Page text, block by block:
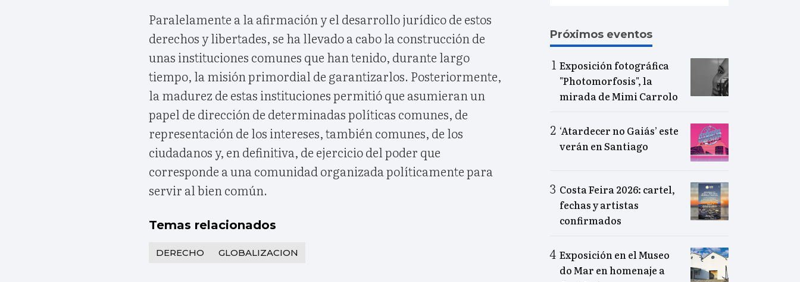
Paralelamente a la afirmación y el desarrollo jurídico de estos
derechos y libertades, se ha llevado a cabo la construcción de
unas instituciones comunes que han tenido, durante largo
tiempo, la misión primordial de garantizarlos. Posteriormente,
la madurez de estas instituciones permitió que asumieran un
papel de dirección de determinadas políticas comunes, de
representación de los intereses, también comunes, de los
ciudadanos y, en definitiva, de ejercicio del poder que
corresponde a una comunidad organizada políticamente para
servir al bien común.
Temas relacionados
DERECHO GLOBALIZACION
Próximos eventos
Exposición fotográfica
"Photomorfosis", la
mirada de Mimi Carrolo
‘Atardecer no Gaiás’ este
verán en Santiago
Costa Feira 2026: cartel,
fechas y artistas
confirmados
Exposición en el Museo
do Mar en homenaje a